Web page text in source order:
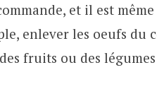
et il est
enlever les oeufs du
fruits ou des